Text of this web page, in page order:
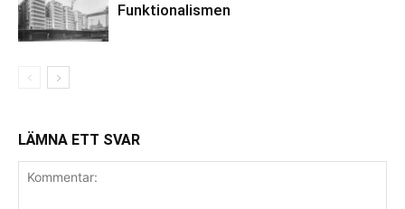
Funktionalismen
LÄMNA ETT SVAR